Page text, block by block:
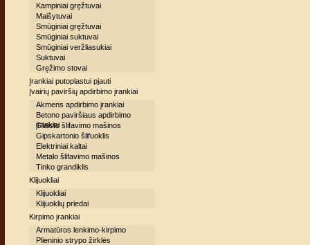
Kampiniai gręžtuvai
Maišytuvai
Smūginiai gręžtuvai
Smūginiai suktuvai
Smūginiai veržliasukiai
Suktuvai
Gręžimo stovai
Įrankiai putoplastui pjauti
Įvairių paviršių apdirbimo įrankiai
Akmens apdirbimo įrankiai
Betono paviršiaus apdirbimo
įrankiai
Glaisto šlifavimo mašinos
Gipskartonio šlifuoklis
Elektriniai kaltai
Metalo šlifavimo mašinos
Tinko grandiklis
Klijuokliai
Klijuokliai
Klijuoklių priedai
Kirpimo įrankiai
Armatūros lenkimo-kirpimo
Plieninio strypo žirklės